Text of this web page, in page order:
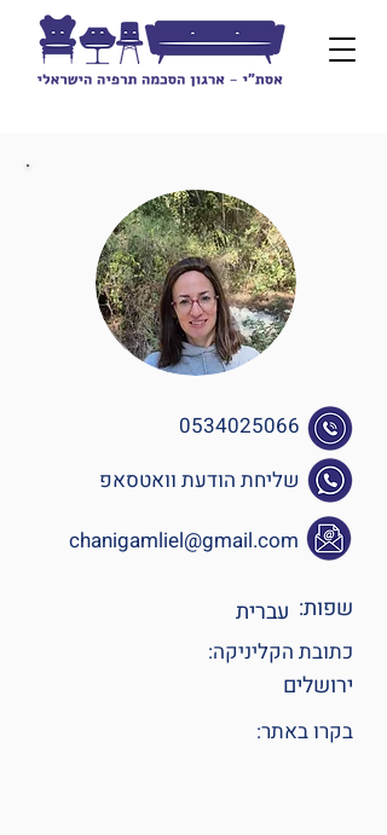
0534025066
שליחת הודעת וואטסאפ
chanigamliel@gmail.com
שפות:
כתובת הקליניקה:
בקרו באתר: